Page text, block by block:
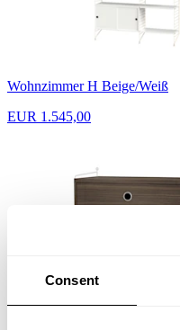
Consent
Wohnzimmer H Beige/Weiß
EUR 1.545,00